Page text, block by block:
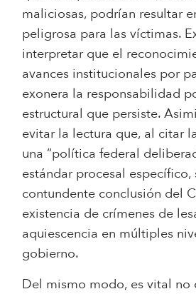
maliciosas, podrían resultar
peligrosa para las víctimas.
interpretar que el
avances institucionales por
exonera la responsabilidad
estructural que persiste.
evitar la lectura que, al citar
una “política federal
estándar procesal específico,
contundente conclusión del
existencia de crímenes de
aquiescencia en múltiples
gobierno.
Del mismo modo, es vital no